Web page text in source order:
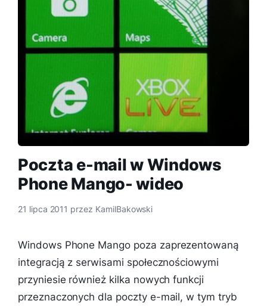
Poczta e-mail w Windows
Phone Mango- wideo
21 lipca 2011 przez KamilBakowski
Windows Phone Mango poza zaprezentowaną
integracją z serwisami społecznościowymi
przyniesie również kilka nowych funkcji
przeznaczonych dla poczty e-mail, w tym tryb